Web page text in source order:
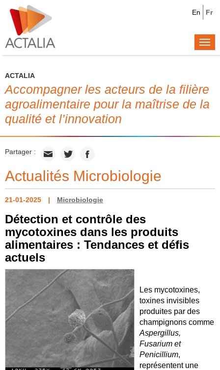
Fr
En
ACTALIA
Accompagner les acteurs de la filière
agroalimentaire pour la maîtrise de la
qualité et l’innovation
Partager :
Actualités Microbiologie
21-01-2025 Microbiologie
Détection et contrôle des
mycotoxines dans les produits
alimentaires : Tendances et défis
actuels
Les mycotoxines,
toxines invisibles
produites par des
champignons comme
Aspergillus,
Fusarium et
Penicillium,
représentent une